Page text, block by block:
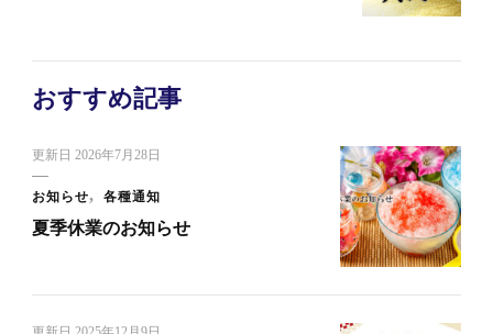
おすすめ記事
更新日 2026年7月28日
お知らせ 各種通知
夏季休業のお知らせ